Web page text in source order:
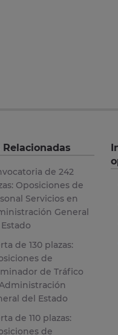
Relacionadas
de 242
Oposiciones de
Servicios en
General
de 130 plazas:
de
de Tráfico
del Estado
de 110 plazas:
de